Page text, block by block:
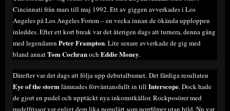
Cincinnati från mars till maj 1992. Ett av giggen avverkades i Los
Angeles på Los Angeles Forum – en vecka innan de ökända upploppen
inleddes. Efter ett kort break var det återigen dags att turnera, denna gång
med legendaren Peter Frampton. Lite senare avverkade de gig med
bland annatTom Cochranoch Eddie Money.
Därefter var det dags att följa upp debutalbumet. Det färdiga resultaten
Eye of the stormlämnades förväntansfullt in till Interscope. Dock hade
de gjort en pudel och upptäckt nya inkomstkällor. Rockposörer med